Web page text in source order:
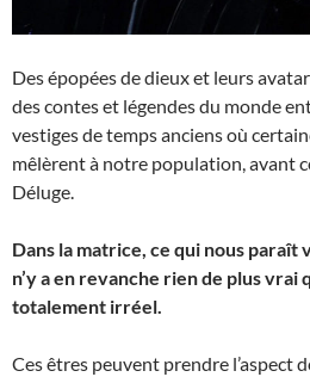
Des épopées de dieux et leurs
des contes et légendes du monde
vestiges de temps anciens où
mêlèrent à notre population, avant
Déluge.
Dans la matrice, ce qui nous paraît
n’y a en revanche rien de plus vrai
totalement irréel.
Ces êtres peuvent prendre l’aspect